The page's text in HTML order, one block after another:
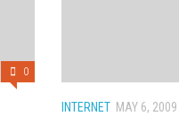
0
INTERNET MAY 6, 2009